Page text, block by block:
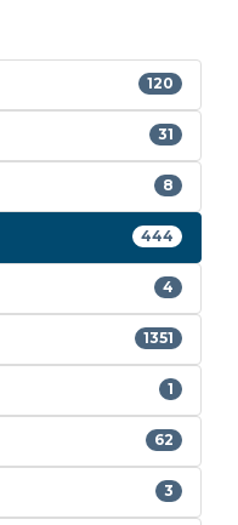
120
31
8
444
4
1351
1
62
3